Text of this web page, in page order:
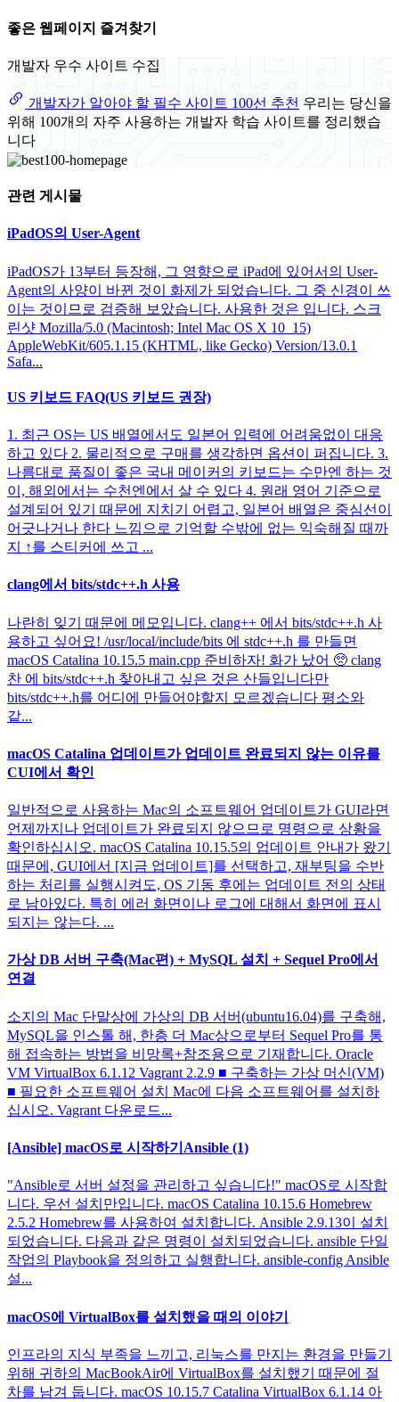
좋은 웹페이지 즐겨찾기
개발자 우수 사이트 수집
개발자가 알아야 할 필수 사이트 100선 추천 우리는 당신을
위해 100개의 자주 사용하는 개발자 학습 사이트를 정리했습
니다
관련 게시물
iPadOS의 User-Agent
iPadOS가 13부터 등장해, 그 영향으로 iPad에 있어서의 User-
Agent의 사양이 바뀐 것이 화제가 되었습니다. 그 중 신경이 쓰
이는 것이므로 검증해 보았습니다. 사용한 것은 입니다. 스크
린샷 Mozilla/5.0 (Macintosh; Intel Mac OS X 10_15)
AppleWebKit/605.1.15 (KHTML, like Gecko) Version/13.0.1
Safa...
US 키보드 FAQ(US 키보드 권장)
1. 최근 OS는 US 배열에서도 일본어 입력에 어려움없이 대응
하고 있다 2. 물리적으로 구매를 생각하면 옵션이 퍼집니다. 3.
나름대로 품질이 좋은 국내 메이커의 키보드는 수만엔 하는 것
이, 해외에서는 수천엔에서 살 수 있다 4. 원래 영어 기준으로
설계되어 있기 때문에 지치기 어렵고, 일본어 배열은 중심선이
어긋나거나 한다 느낌으로 기억할 수밖에 없는 익숙해질 때까
지 ↑를 스티커에 쓰고 ...
clang에서 bits/stdc++.h 사용
나란히 잊기 때문에 메모입니다. clang++ 에서 bits/stdc++.h 사
용하고 싶어요! /usr/local/include/bits 에 stdc++.h 를 만들면
macOS Catalina 10.15.5 main.cpp 준비하자! 화가 났어 🥺 clang
찬 에 bits/stdc++.h 찾아내고 싶은 것은 산들입니다만
bits/stdc++.h를 어디에 만들어야할지 모르겠습니다 평소와
같...
macOS Catalina 업데이트가 업데이트 완료되지 않는 이유를
CUI에서 확인
일반적으로 사용하는 Mac의 소프트웨어 업데이트가 GUI라면
언제까지나 업데이트가 완료되지 않으므로 명령으로 상황을
확인하십시오. macOS Catalina 10.15.5의 업데이트 안내가 왔기
때문에, GUI에서 [지금 업데이트]를 선택하고, 재부팅을 수반
하는 처리를 실행시켜도, OS 기동 후에는 업데이트 전의 상태
로 남아있다. 특히 에러 화면이나 로그에 대해서 화면에 표시
되지는 않는다. ...
가상 DB 서버 구축(Mac편) + MySQL 설치 + Sequel Pro에서
연결
소지의 Mac 단말상에 가상의 DB 서버(ubuntu16.04)를 구축해,
MySQL을 인스톨 해, 한층 더 Mac상으로부터 Sequel Pro를 통
해 접속하는 방법을 비망록+참조용으로 기재합니다. Oracle
VM VirtualBox 6.1.12 Vagrant 2.2.9 ■ 구축하는 가상 머신(VM)
■ 필요한 소프트웨어 설치 Mac에 다음 소프트웨어를 설치하
십시오. Vagrant 다운로드...
[Ansible] macOS로 시작하기Ansible (1)
"Ansible로 서버 설정을 관리하고 싶습니다!" macOS로 시작합
니다. 우선 설치만입니다. macOS Catalina 10.15.6 Homebrew
2.5.2 Homebrew를 사용하여 설치합니다. Ansible 2.9.13이 설치
되었습니다. 다음과 같은 명령이 설치되었습니다. ansible 단일
작업의 Playbook을 정의하고 실행합니다. ansible-config Ansible
설...
macOS에 VirtualBox를 설치했을 때의 이야기
인프라의 지식 부족을 느끼고, 리눅스를 만지는 환경을 만들기
위해 귀하의 MacBookAir에 VirtualBox를 설치했기 때문에 절
차를 남겨 둡니다. macOS 10.15.7 Catalina VirtualBox 6.1.14 아